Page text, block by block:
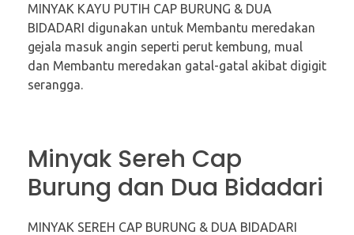
MINYAK KAYU PUTIH CAP BURUNG & DUA
BIDADARI digunakan untuk Membantu meredakan
gejala masuk angin seperti perut kembung, mual
dan Membantu meredakan gatal-gatal akibat digigit
serangga.
Minyak Sereh Cap
Burung dan Dua Bidadari
MINYAK SEREH CAP BURUNG & DUA BIDADARI